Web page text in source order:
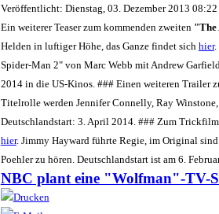
Veröffentlicht: Dienstag, 03. Dezember 2013 08:22
Ein weiterer Teaser zum kommenden zweiten "The
Helden in luftiger Höhe, das Ganze findet sich hier.
Spider-Man 2" von Marc Webb mit Andrew
2014 in die US-Kinos. ### Einen weiteren Trailer
Titelrolle werden Jennifer Connelly, Ray
Deutschlandstart: 3. April 2014. ### Zum
hier. Jimmy Hayward führte Regie, im Original
Poehler zu hören. Deutschlandstart ist am 6.
NBC plant eine "Wolfman"-TV-